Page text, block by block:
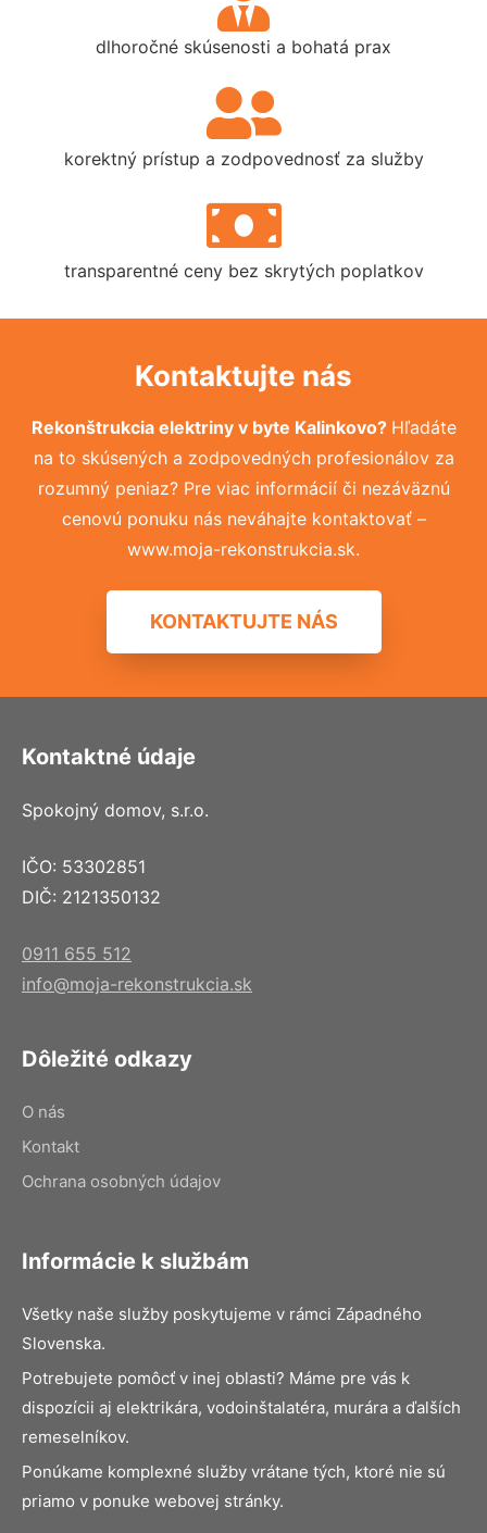
dlhoročné skúsenosti a bohatá prax
korektný prístup a zodpovednosť za služby
transparentné ceny bez skrytých poplatkov
Kontaktujte nás
Rekonštrukcia elektriny v byte Kalinkovo? Hľadáte
na to skúsených a zodpovedných profesionálov za
rozumný peniaz? Pre viac informácií či nezáväznú
cenovú ponuku nás neváhajte kontaktovať –
www.moja-rekonstrukcia.sk.
KONTAKTUJTE NÁS
Kontaktné údaje
Spokojný domov, s.r.o.
IČO: 53302851
DIČ: 2121350132
0911 655 512
info@moja-rekonstrukcia.sk
Dôležité odkazy
O nás
Kontakt
Ochrana osobných údajov
Informácie k službám
Všetky naše služby poskytujeme v rámci Západného
Slovenska.
Potrebujete pomôcť v inej oblasti? Máme pre vás k
dispozícii aj elektrikára, vodoinštalatéra, murára a ďalších
remeselníkov.
Ponúkame komplexné služby vrátane tých, ktoré nie sú
priamo v ponuke webovej stránky.